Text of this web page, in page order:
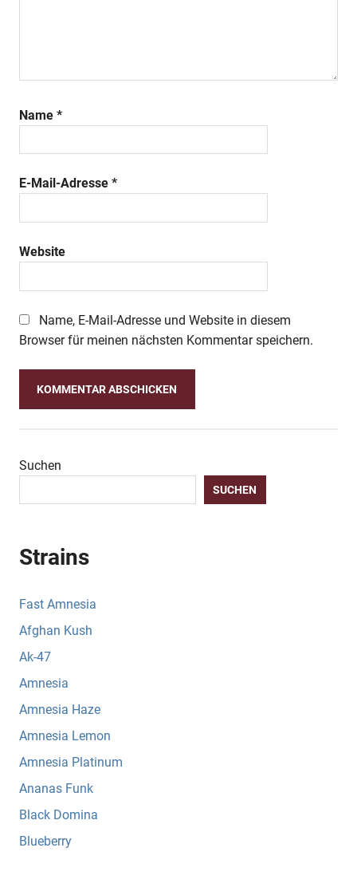
Name *
E-Mail-Adresse *
Website
Name, E-Mail-Adresse und Website in diesem
Browser für meinen nächsten Kommentar speichern.
Suchen
SUCHEN
Strains
Fast Amnesia
Afghan Kush
Ak-47
Amnesia
Amnesia Haze
Amnesia Lemon
Amnesia Platinum
Ananas Funk
Black Domina
Blueberry